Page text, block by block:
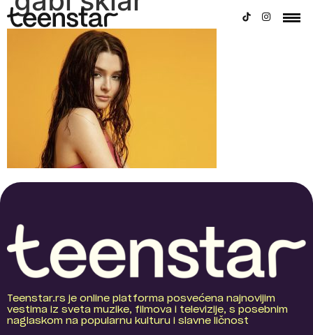
Teenstar.rs je online platforma posvećena najnovijim
vestima iz sveta muzike, filmova i televizije, s posebnim
naglaskom na popularnu kulturu i slavne ličnost